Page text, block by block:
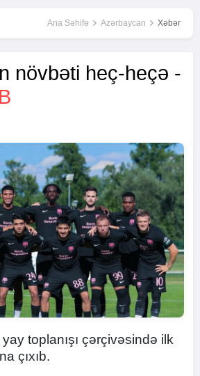
Ana Səhifə Azərbaycan Xəbər
növbəti heç-heçə -
toplanışı çərçivəsində ilk
çıxıb.